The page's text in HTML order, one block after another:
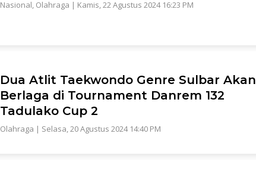
Nasional, Olahraga | Kamis, 22 Agustus 2024 16:23 PM
Dua Atlit Taekwondo Genre Sulbar Akan
Berlaga di Tournament Danrem 132
Tadulako Cup 2
Olahraga | Selasa, 20 Agustus 2024 14:40 PM